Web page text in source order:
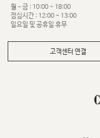
월 - 금 : 10:00 ~ 18:00
점심시간 : 12:00 ~ 13:00
일요일 및 공휴일 휴무
고객센터 연결